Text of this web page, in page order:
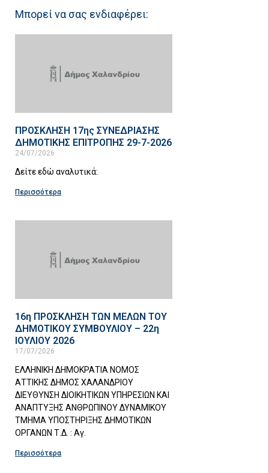
Μπορεί να σας ενδιαφέρει:
ΠΡΟΣΚΛΗΣΗ 17ης ΣΥΝΕΔΡΙΑΣΗΣ
ΔΗΜΟΤΙΚΗΣ ΕΠΙΤΡΟΠΗΣ 29-7-2026
24/07/2026
Δείτε εδώ αναλυτικά:
Περισσότερα
16η ΠΡΟΣΚΛΗΣΗ ΤΩΝ ΜΕΛΩΝ ΤΟΥ
ΔΗΜΟΤΙΚΟΥ ΣΥΜΒΟΥΛΙΟΥ – 22η
ΙΟΥΛΙΟΥ 2026
17/07/2026
ΕΛΛΗΝΙΚΗ ΔΗΜΟΚΡΑΤΙΑ ΝΟΜΟΣ
ΑΤΤΙΚΗΣ ΔΗΜΟΣ ΧΑΛΑΝΔΡΙΟΥ
ΔΙΕΥΘΥΝΣΗ ΔΙΟΙΚΗΤΙΚΩΝ ΥΠΗΡΕΣΙΩΝ ΚΑΙ
ΑΝΑΠΤΥΞΗΣ ΑΝΘΡΩΠΙΝΟΥ ΔΥΝΑΜΙΚΟΥ
ΤΜΗΜΑ ΥΠΟΣΤΗΡΙΞΗΣ ΔΗΜΟΤΙΚΩΝ
ΟΡΓΑΝΩΝ Τ.Δ. : Αγ.
Περισσότερα